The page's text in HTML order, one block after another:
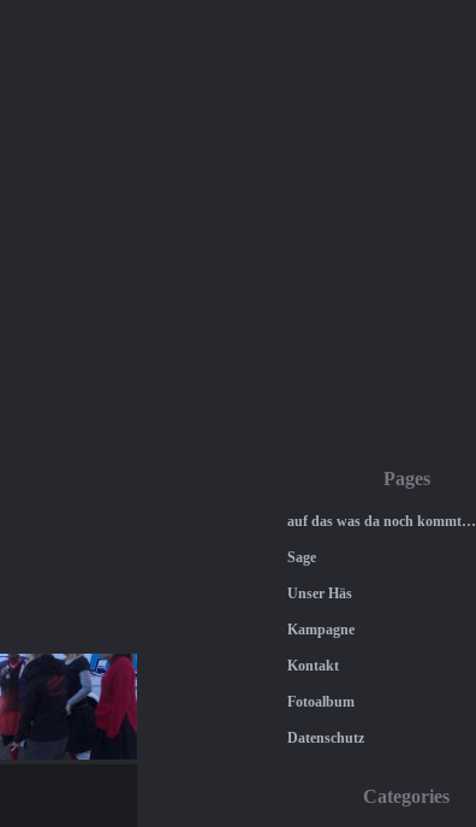
Pages
auf das was da noch kommt…
Sage
Unser Häs
Kampagne
Kontakt
Fotoalbum
Datenschutz
Categories